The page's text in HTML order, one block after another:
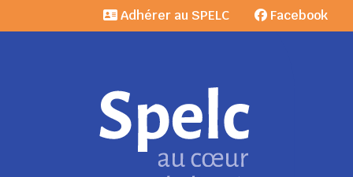
Adhérer au SPELC Facebook